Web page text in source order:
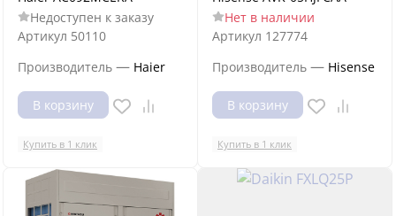
Недоступен к заказу
Артикул 50110
Производитель — Haier
В корзину
Купить в 1 клик
Нет в наличии
Артикул 127774
Производитель — Hisense
В корзину
Купить в 1 клик